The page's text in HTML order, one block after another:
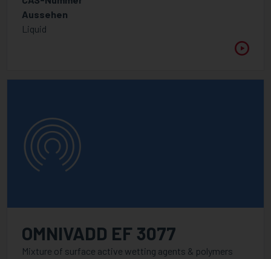
WELLENLÄNGE
Zwischen
Aussehen
Liquid
OMNIVADD EF 3077
Mixture of surface active wetting agents & polymers